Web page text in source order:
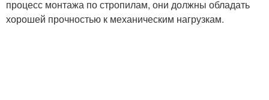
Пароизоляция под
металлочерепицу
Пленка под
металлочерепицу
процесс монтажа по стропилам, они должны обладать
хорошей прочностью к механическим нагрузкам.